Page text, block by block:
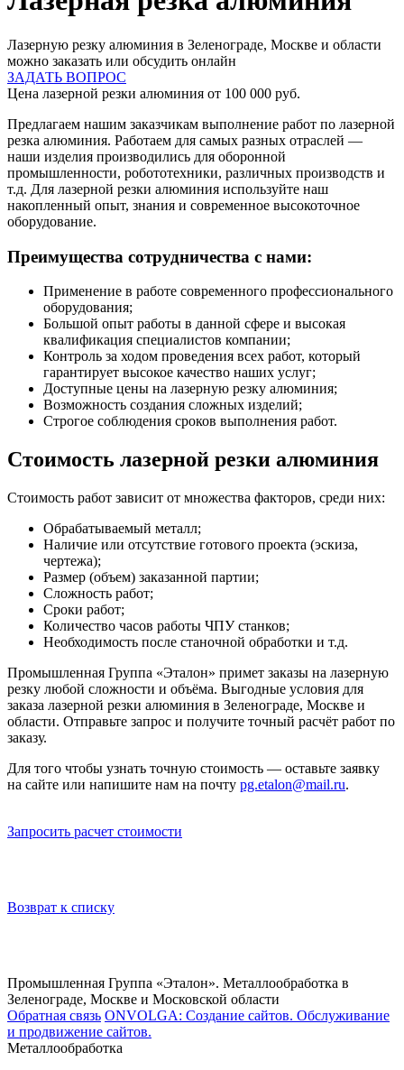
Лазерную резку алюминия в Зеленограде, Москве и области
можно заказать или обсудить онлайн
ЗАДАТЬ ВОПРОС
Цена лазерной резки алюминия от 100 000 руб.
Предлагаем нашим заказчикам выполнение работ по лазерной
резка алюминия. Работаем для самых разных отраслей —
наши изделия производились для оборонной
промышленности, робототехники, различных производств и
т.д. Для лазерной резки алюминия используйте наш
накопленный опыт, знания и современное высокоточное
оборудование.
Преимущества сотрудничества с нами:
Применение в работе современного профессионального
оборудования;
Большой опыт работы в данной сфере и высокая
квалификация специалистов компании;
Контроль за ходом проведения всех работ, который
гарантирует высокое качество наших услуг;
Доступные цены на лазерную резку алюминия;
Возможность создания сложных изделий;
Строгое соблюдения сроков выполнения работ.
Стоимость лазерной резки алюминия
Стоимость работ зависит от множества факторов, среди них:
Обрабатываемый металл;
Наличие или отсутствие готового проекта (эскиза,
чертежа);
Размер (объем) заказанной партии;
Сложность работ;
Сроки работ;
Количество часов работы ЧПУ станков;
Необходимость после станочной обработки и т.д.
Промышленная Группа «Эталон» примет заказы на лазерную
резку любой сложности и объёма. Выгодные условия для
заказа лазерной резки алюминия в Зеленограде, Москве и
области. Отправьте запрос и получите точный расчёт работ по
заказу.
Для того чтобы узнать точную стоимость — оставьте заявку
на сайте или напишите нам на почту pg.etalon@mail.ru.
Запросить расчет стоимости
Возврат к списку
Промышленная Группа «Эталон». Металлообработка в
Зеленограде, Москве и Московской области
Обратная связь ONVOLGA: Создание сайтов. Обслуживание
и продвижение сайтов.
Металлообработка